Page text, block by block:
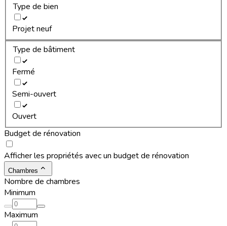
Type de bien
Projet neuf
Type de bâtiment
Fermé
Semi-ouvert
Ouvert
Budget de rénovation
Afficher les propriétés avec un budget de rénovation
Chambres
Nombre de chambres
Minimum
Maximum